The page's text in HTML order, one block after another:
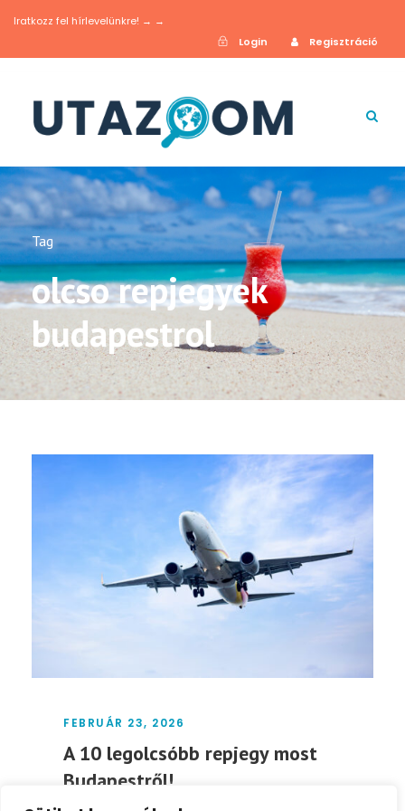
Iratkozz fel hírlevelünkre! → →
Login
Regisztráció
Tag
olcso repjegyek
budapestrol
FEBRUÁR 23, 2026
A 10 legolcsóbb repjegy most
Budapestről!